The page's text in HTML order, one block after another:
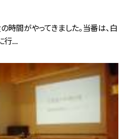
時間がやってきました。当番は、白
行...